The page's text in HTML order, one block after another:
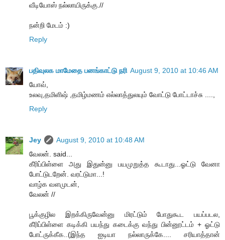
வீடியோஸ் நல்லாயிருக்கு.//
நன்றி மேடம் :)
Reply
பதிவுலக மாமேதை பனங்காட்டு நரி August 9, 2010 at 10:46 AM
யோவ்,
உலவு,தமிளிஷ் ,தமிழ்மணம் எல்லாத்துலயும் வோட்டு போட்டாச்சு ....,
Reply
Jey
August 9, 2010 at 10:48 AM
வேலன். said...
கீரிப்பிள்ளை அது இதுன்னு பயமுறுத்த கூடாது...ஓட்டு வேனா
போட்டுடறேன். வரட்டுமா...!
வாழ்க வளமுடன்,
வேலன் //
பூக்குழில இறக்கிருவேன்னு மிரட்டும் போதுகூட பயப்படல,
கீரிப்பிள்ளை கடிக்கி பயந்து கடைக்கு வந்து பின்னூட்டம் + ஓட்டு
போட்ருக்கீக..(இந்த ஐடியா நல்லாருக்கே.... சரியாத்தான்